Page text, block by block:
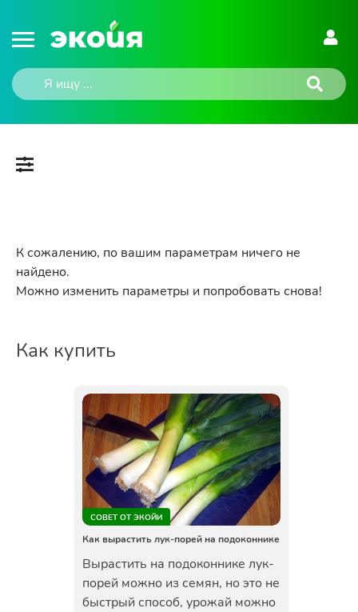
К сожалению, по вашим параметрам ничего не
найдено.
Можно изменить параметры и попробовать снова!
Как купить
СОВЕТ ОТ ЭКОЙИ
Как вырастить лук-порей на подоконнике
Вырастить на подоконнике лук-
порей можно из семян, но это не
быстрый способ, урожай можно